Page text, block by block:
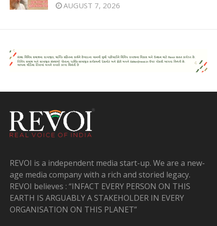
AUGUST 7, 2026
REVOI is a independent media start-up. We are a new-
age media company with a rich and storied legacy.
REVOI believes : “INFACT EVERY PERSON ON THIS
EARTH IS ARGUABLY A STAKEHOLDER IN EVERY
ORGANISATION ON THIS PLANET”